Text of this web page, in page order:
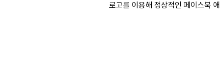
로고를 이용해 정상적인 페이스북